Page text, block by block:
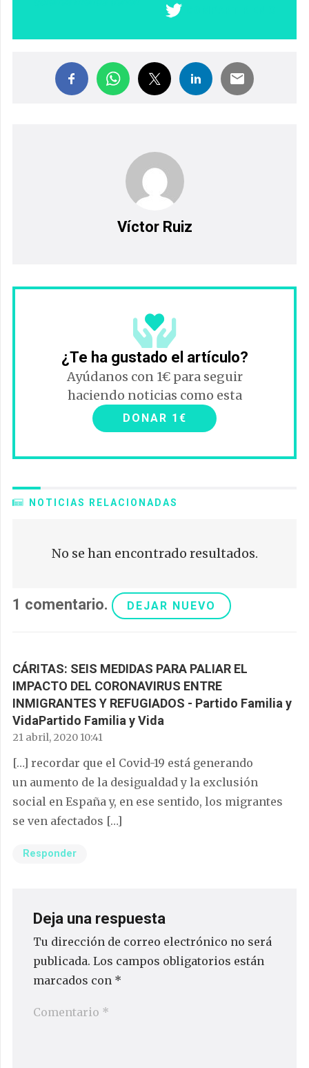
Víctor Ruiz
¿Te ha gustado el artículo?
Ayúdanos con 1€ para seguir
haciendo noticias como esta
DONAR 1€
NOTICIAS RELACIONADAS
No se han encontrado resultados.
1 comentario. DEJAR NUEVO
CÁRITAS: SEIS MEDIDAS PARA PALIAR EL
IMPACTO DEL CORONAVIRUS ENTRE
INMIGRANTES Y REFUGIADOS - Partido Familia y
VidaPartido Familia y Vida
21 abril, 2020 10:41
[…] recordar que el Covid-19 está generando
un aumento de la desigualdad y la exclusión
social en España y, en ese sentido, los migrantes
se ven afectados […]
Responder
Deja una respuesta
Tu dirección de correo electrónico no será
publicada. Los campos obligatorios están
marcados con *